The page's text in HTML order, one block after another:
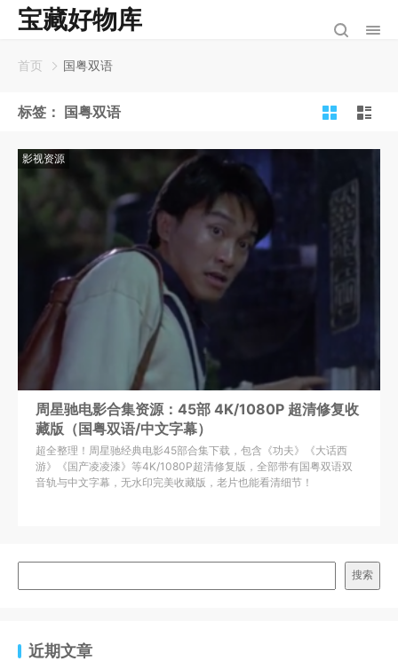
宝藏好物库
首页 国粤双语
标签： 国粤双语
影视资源
周星驰电影合集资源：45部 4K/1080P 超清修复收
藏版（国粤双语/中文字幕）
超全整理！周星驰经典电影45部合集下载，包含《功夫》《大话西
游》《国产凌凌漆》等4K/1080P超清修复版，全部带有国粤双语双
音轨与中文字幕，无水印完美收藏版，老片也能看清细节！
搜索
近期文章